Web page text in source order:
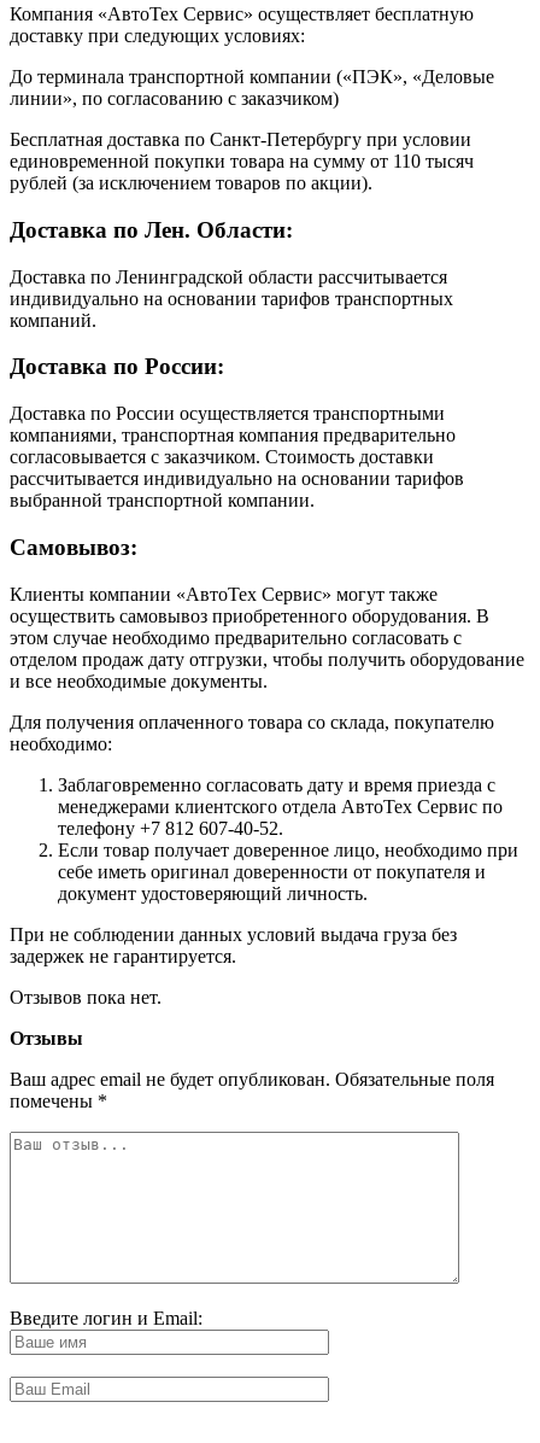
Компания «АвтоТех Сервис» осуществляет бесплатную
доставку при следующих условиях:
До терминала транспортной компании («ПЭК», «Деловые
линии», по согласованию с заказчиком)
Бесплатная доставка по Санкт-Петербургу при условии
единовременной покупки товара на сумму от 110 тысяч
рублей (за исключением товаров по акции).
Доставка по Лен. Области:
Доставка по Ленинградской области рассчитывается
индивидуально на основании тарифов транспортных
компаний.
Доставка по России:
Доставка по России осуществляется транспортными
компаниями, транспортная компания предварительно
согласовывается с заказчиком. Стоимость доставки
рассчитывается индивидуально на основании тарифов
выбранной транспортной компании.
Самовывоз:
Клиенты компании «АвтоТех Сервис» могут также
осуществить самовывоз приобретенного оборудования. В
этом случае необходимо предварительно согласовать с
отделом продаж дату отгрузки, чтобы получить оборудование
и все необходимые документы.
Для получения оплаченного товара со склада, покупателю
необходимо:
Заблаговременно согласовать дату и время приезда с
менеджерами клиентского отдела АвтоТех Сервис по
телефону +7 812 607-40-52.
Если товар получает доверенное лицо, необходимо при
себе иметь оригинал доверенности от покупателя и
документ удостоверяющий личность.
При не соблюдении данных условий выдача груза без
задержек не гарантируется.
Отзывов пока нет.
Отзывы
Ваш адрес email не будет опубликован. Обязательные поля
помечены *
Введите логин и Email: